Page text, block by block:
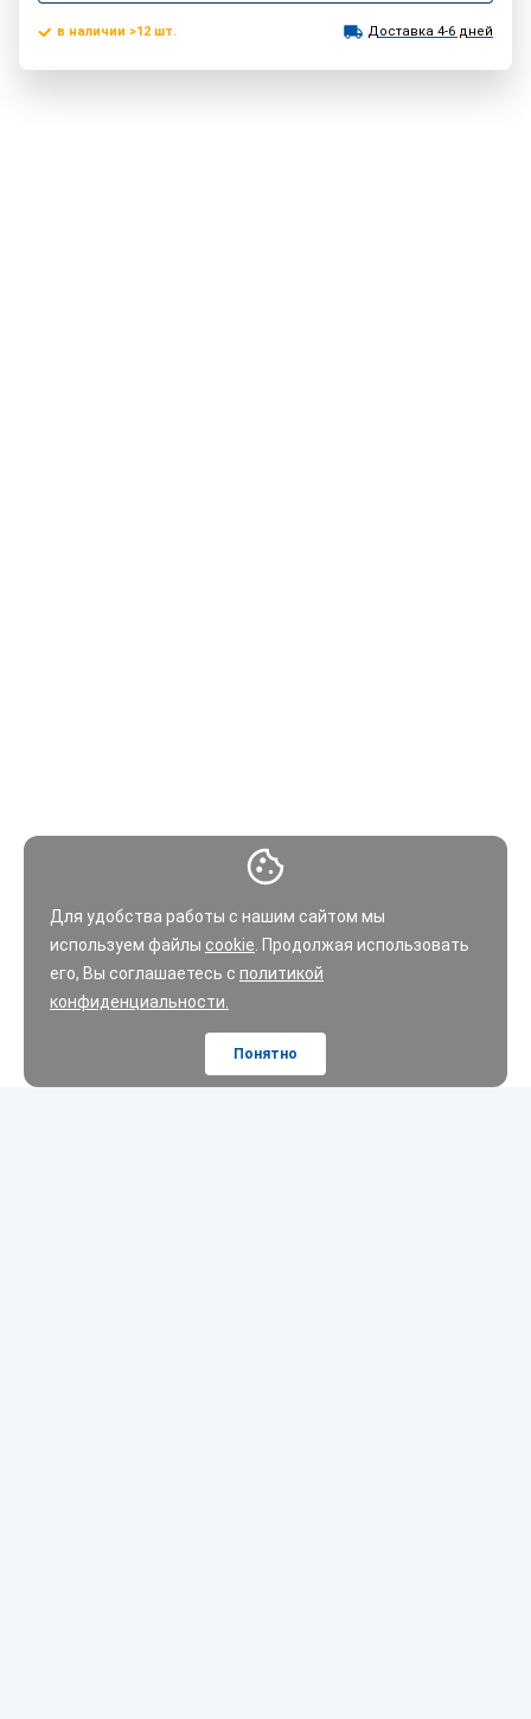
Для удобства работы с нашим сайтом мы
используем файлы cookie . Продолжая использовать
его, Вы соглашаетесь с политикой
конфиденциальности.
Понятно
в наличии >12 шт. Доставка 4-6 дней